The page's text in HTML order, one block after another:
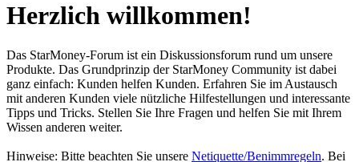
Herzlich willkommen!
Das StarMoney-Forum ist ein Diskussionsforum rund um unsere
Produkte. Das Grundprinzip der StarMoney Community ist dabei
ganz einfach: Kunden helfen Kunden. Erfahren Sie im Austausch
mit anderen Kunden viele nützliche Hilfestellungen und interessante
Tipps und Tricks. Stellen Sie Ihre Fragen und helfen Sie mit Ihrem
Wissen anderen weiter.
Hinweise: Bitte beachten Sie unsere Netiquette/Benimmregeln. Bei